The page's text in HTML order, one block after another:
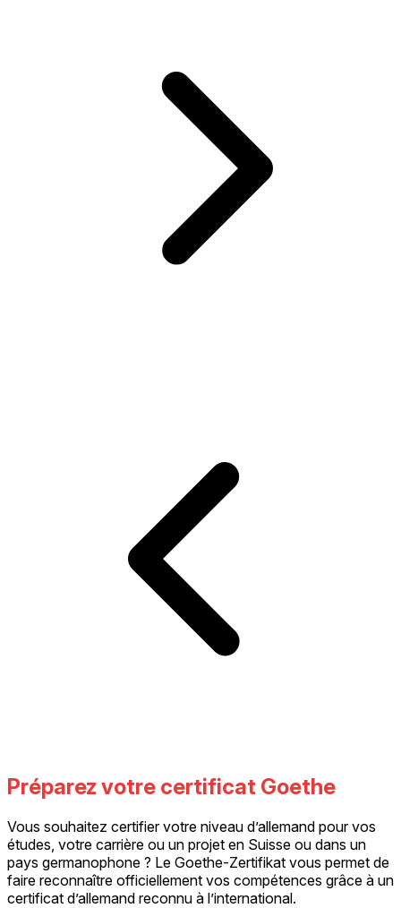
Préparez votre certificat Goethe
Vous souhaitez certifier votre niveau d’allemand pour vos
études, votre carrière ou un projet en Suisse ou dans un
pays germanophone ? Le Goethe-Zertifikat vous permet de
faire reconnaître officiellement vos compétences grâce à un
certificat d’allemand reconnu à l’international.